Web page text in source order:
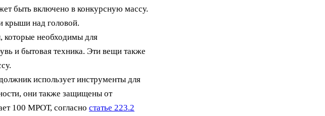
быть включено в конкурсную массу.
крыши над головой.
которые необходимы для
и бытовая техника. Эти вещи также
использует инструменты для
они также защищены от
100 МРОТ, согласно статье 223.2